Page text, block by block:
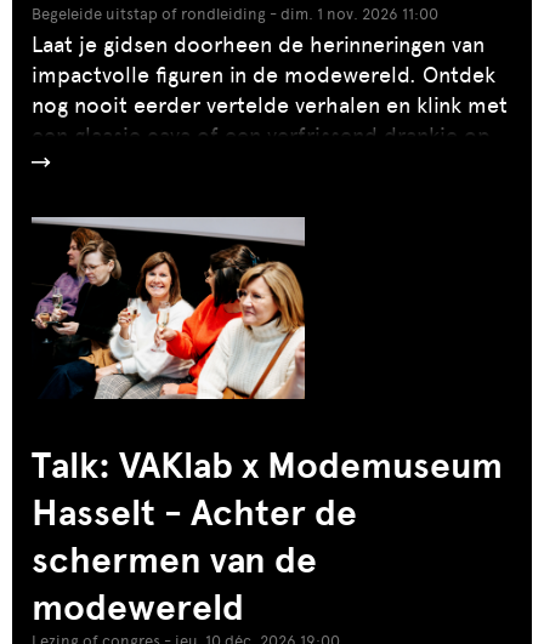
Begeleide uitstap of rondleiding - dim. 1 nov. 2026 11:00
Laat je gidsen doorheen de herinneringen van
impactvolle figuren in de modewereld. Ontdek
nog nooit eerder vertelde verhalen en klink met
een glaasje cava of een verfrissend drankje op
de kracht van spontane ontmoetingen.
Talk: VAKlab x Modemuseum
Hasselt - Achter de
schermen van de
modewereld